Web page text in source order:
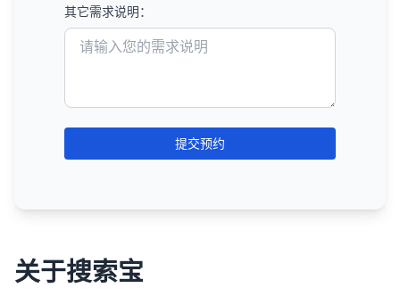
自然、多样化的锚文本策略变得越来越重要。
将Web 2.0平台作为整体营销策略的一部分，而不
是孤立的SEO工具。
台的转变，对SEO和数字营销产生了深远影响。尽管
是品牌建设、内容分发和用户互动的重要渠道。
查看卖家的作品集和案例研究。
与卖家详细沟通，了解他们的方法和策略。
对于复杂的SEO项目，考虑选择经验更丰富、价格
从小型、低风险的任务开始，评估卖家的能力。
面的、长期的SEO策略，可能需要更专业的SEO顾问
他们可能使用了合法的链接建设策略，而你误判为
操纵行为。
链接可能是自然获得的，而不是通过主动建设。
销活动。
与其专注于竞争对手的可疑做法，不如：
实施白帽SEO策略，如自然链接建设、技术优化和
监控自己的链接概况，确保没有可疑链接指向你的
网站。
录"）
交易型：用户准备购买（如"购买iPhone 13"）
6. 分析竞争对手
确定主要竞争对手
找出他们忽略的关键词机会
7. 选择关键词组合
如何找到和使用长尾关键词：
使用关键词研究工具，如Google Keyword
在内容中自然地使用长尾关键词，避免关键词堆砌
总结来说，长尾关键词是SEO策略的重要组成部分，
URL作为锚文本）
选择域名时应考虑的因素：
扩展名：选择合适的域名扩展名
语音搜索：一些零搜索量的关键词可能是人们在语
音搜索中使用的自然语言短语。
资源有限：如果内容创作资源有限，应优先关注有
搜索量的关键词。
高度竞争的行业：在竞争激烈的行业，可能没有资
与业务目标不相关：如果关键词与业务目标或目标
过于晦涩或不常用
名也不会带来有价值的流量。
不同团队或个人在没有协调的情况下创建内容
过度优化特定关键词
创建关键词地图：为每个核心关键词指定一个主要
页面，并确保其他页面不针对相同关键词进行优
化。
词优化的页面。
个更全面、更有价值的页面。
内容重定向：使用301重定向将次要页面重定向到
竞争对手可能发布了新的高质量内容。
竞争对手可能获得了新的高质量外链。
获得新的高质量外链。
失去重要的外链（如链接被删除或指向网站的页面
5. 用户行为信号
点击率（CTR）的显著变化。
其它需求说明：
提交预约
关于搜索宝